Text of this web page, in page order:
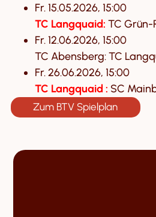
Fr. 15.05.2026, 15:00
TC Langquaid: TC Grün-
Fr. 12.06.2026, 15:00
TC Abensberg: TC
Fr. 26.06.2026, 15:00
TC Langquaid : SC
Zum BTV Spielplan